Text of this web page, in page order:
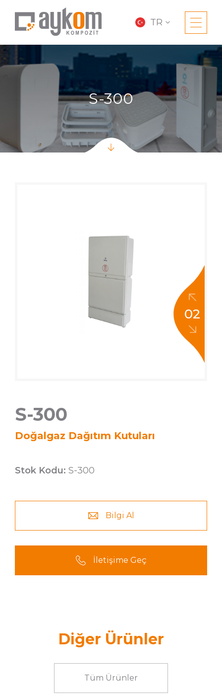
TR
S-300
02
S-300
Doğalgaz Dağıtım Kutuları
Stok Kodu: S-300
Bilgi Al
İletişime Geç
Diğer Ürünler
Tüm Ürünler